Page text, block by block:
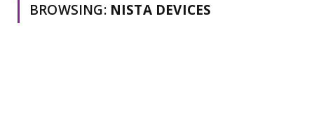
BROWSING: NISTA DEVICES